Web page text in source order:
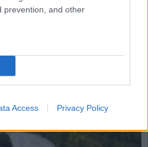
prevention, and other
Access Privacy Policy
kerül a szemétre
telefonoddal?